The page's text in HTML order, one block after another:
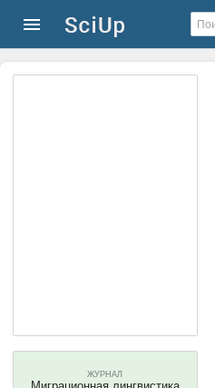
ЖУРНАЛ